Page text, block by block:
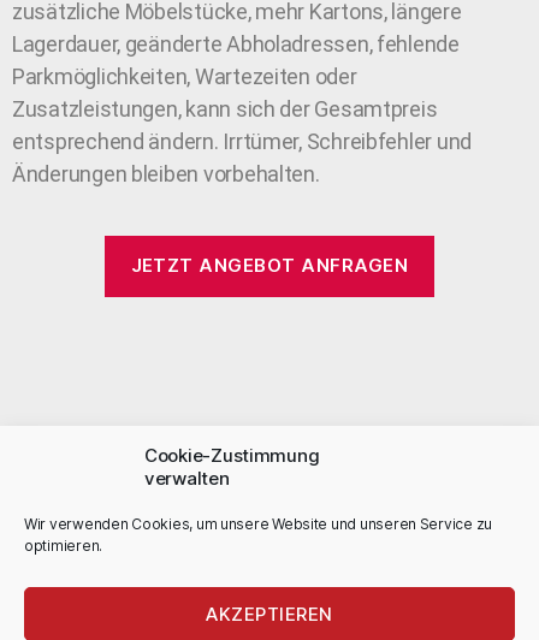
Cookie-Zustimmung
verwalten
Wir verwenden Cookies, um unsere Website und unseren Service zu
optimieren.
AKZEPTIEREN
zusätzliche Möbelstücke, mehr Kartons, längere
Lagerdauer, geänderte Abholadressen, fehlende
Parkmöglichkeiten, Wartezeiten oder
Zusatzleistungen, kann sich der Gesamtpreis
entsprechend ändern. Irrtümer, Schreibfehler und
Änderungen bleiben vorbehalten.
JETZT ANGEBOT ANFRAGEN
Leistungen
Privatumzug
Einlagerung